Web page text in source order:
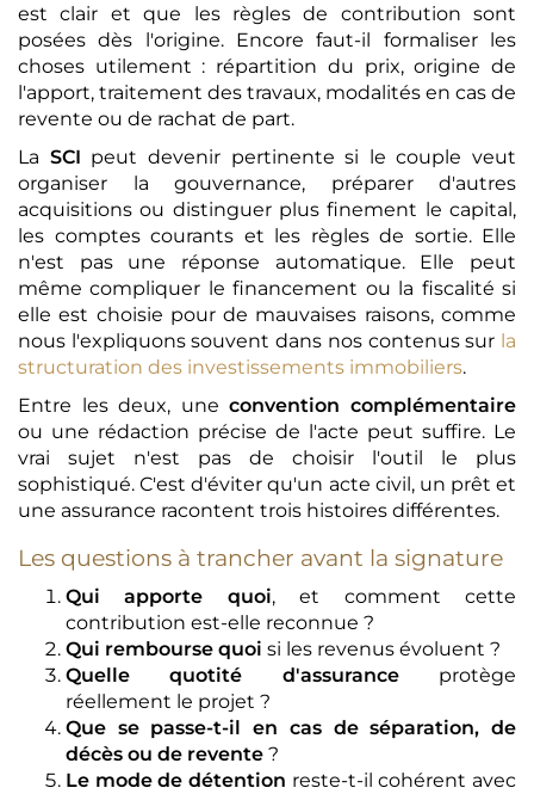
est clair et que les règles de contribution sont
posées dès l'origine. Encore faut-il formaliser les
choses utilement : répartition du prix, origine de
l'apport, traitement des travaux, modalités en cas de
revente ou de rachat de part.
La SCI peut devenir pertinente si le couple veut
organiser la gouvernance, préparer d'autres
acquisitions ou distinguer plus finement le capital,
les comptes courants et les règles de sortie. Elle
n'est pas une réponse automatique. Elle peut
même compliquer le financement ou la fiscalité si
elle est choisie pour de mauvaises raisons, comme
nous l'expliquons souvent dans nos contenus sur la
structuration des investissements immobiliers.
Entre les deux, uneconvention complémentaire
ou une rédaction précise de l'acte peut suffire. Le
vrai sujet n'est pas de choisir l'outil le plus
sophistiqué. C'est d'éviter qu'un acte civil, un prêt et
une assurance racontent trois histoires différentes.
Les questions à trancher avant la signature
Qui apporte quoi, et comment cette
contribution est-elle reconnue ?
Qui rembourse quoi si les revenus évoluent ?
Quelle quotité d'assuranceprotège
réellement le projet ?
Que se passe-t-il en cas de séparation, de
décès ou de revente ?
Le mode de détention reste-t-il cohérent avec